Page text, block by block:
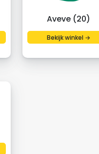
Aveve (20)
Bekijk winkel →